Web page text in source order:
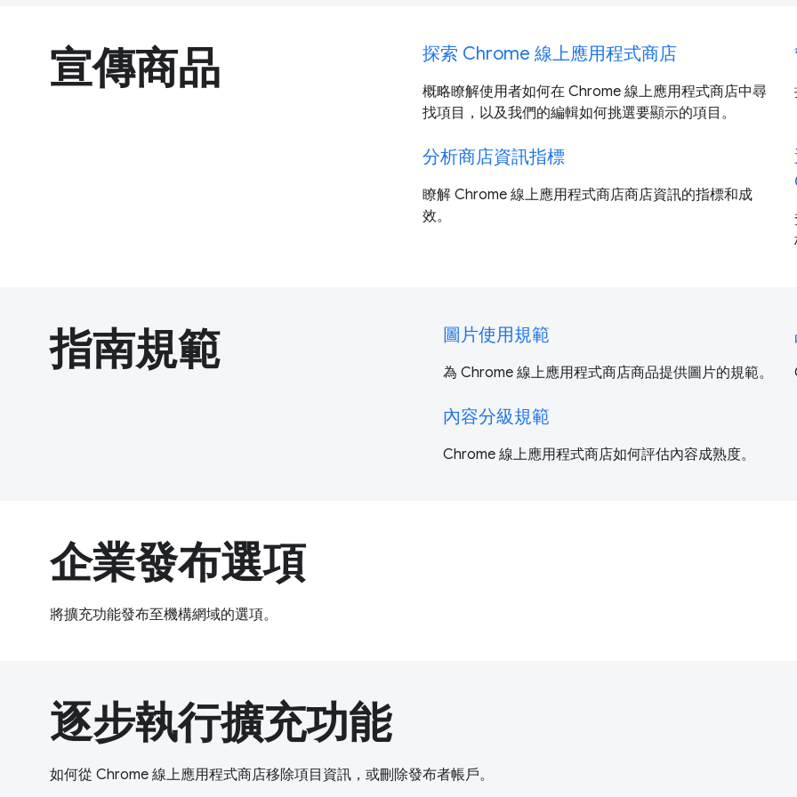
宣傳商品 探索 Chrome 線上應用程式商店
概略瞭解使用者如何在 Chrome 線上應用程式商店中尋
找項目，以及我們的編輯如何挑選要顯示的項目。
分析商店資訊指標
瞭解 Chrome 線上應用程式商店商店資訊的指標和成
效。
指南規範 圖片使用規範
為 Chrome 線上應用程式商店商品提供圖片的規範。
內容分級規範
Chrome 線上應用程式商店如何評估內容成熟度。
企業發布選項
將擴充功能發布至機構網域的選項。
逐步執行擴充功能
如何從 Chrome 線上應用程式商店移除項目資訊，或刪除發布者帳戶。